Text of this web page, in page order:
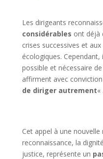
Les dirigeants
considérables ont déjà
crises successives et
écologiques. Cependant,
possible et nécessaire
affirment avec
de diriger autrement« .
Cet appel à une
reconnaissance, la
justice, représente un